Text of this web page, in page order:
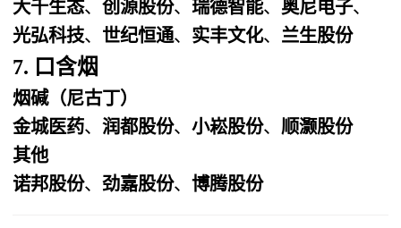
大千生态、创源股份、瑞德智能、 奥尼电子、
光弘科技、 世纪恒通、 实丰文化、 兰生股份
7. 口含烟
烟碱（尼古丁）
金城医药、润都股份、小崧股份、 顺灏股份
其他
诺邦股份、劲嘉股份、博腾股份